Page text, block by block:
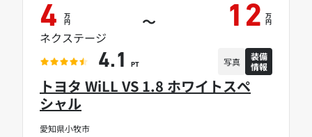
愛知県小牧市
トヨタ WiLL VS 1.8 ホワイトスペ
シャル
4 万
円 ～ 12 万
円
ネクステージ
4.1 PT 写真
装備
情報